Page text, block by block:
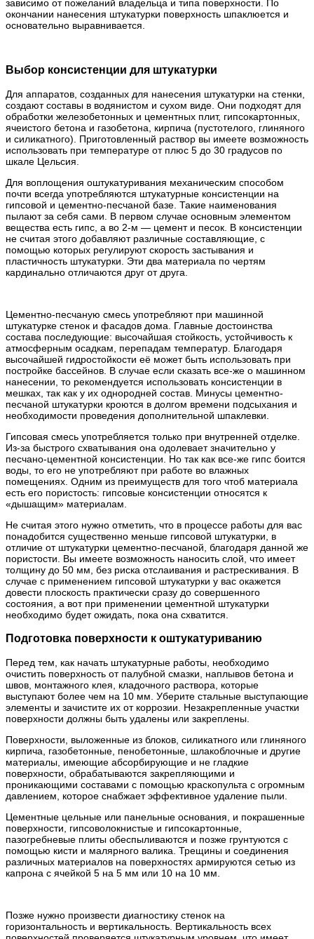
зависимо от пожеланий владельца и типа поверхности. По
окончании нанесения штукатурки поверхность шпаклюется и
основательно выравнивается.
Выбор консистенции для штукатурки
Для аппаратов, созданных для нанесения штукатурки на стенки,
создают составы в водянистом и сухом виде. Они подходят для
обработки железобетонных и цементных плит, гипсокартонных,
ячеистого бетона и газобетона, кирпича (пустотелого, глиняного
и силикатного). Приготовленный раствор вы имеете возможность
использовать при температуре от плюс 5 до 30 градусов по
шкале Цельсия.
Для воплощения оштукатуривания механическим способом
почти всегда употребляются штукатурные консистенции на
гипсовой и цементно-песчаной базе. Такие наименования
пылают за себя сами. В первом случае основным элементом
вещества есть гипс, а во 2-м — цемент и песок. В консистенции
не считая этого добавляют различные составляющие, с
помощью которых регулируют скорость застывания и
пластичность штукатурки. Эти два материала по чертям
кардинально отличаются друг от друга.
Цементно-песчаную смесь употребляют при машинной
штукатурке стенок и фасадов дома. Главные достоинства
состава последующие: высочайшая стойкость, устойчивость к
атмосферным осадкам, перепадам температур. Благодаря
высочайшей гидростойкости её может быть использовать при
постройке бассейнов. В случае если сказать все-же о машинном
нанесении, то рекомендуется использовать консистенции в
мешках, так как у их однородней состав. Минусы цементно-
песчаной штукатурки кроются в долгом времени подсыхания и
необходимости проведения дополнительной шпаклевки.
Гипсовая смесь употребляется только при внутренней отделке.
Из-за быстрого схватывания она одолевает значительно у
песчано-цементной консистенции. Но так как все-же гипс боится
воды, то его не употребляют при работе во влажных
помещениях. Одним из преимуществ для того чтоб материала
есть его пористость: гипсовые консистенции относятся к
«дышащим» материалам.
Не считая этого нужно отметить, что в процессе работы для вас
понадобится существенно меньше гипсовой штукатурки, в
отличие от штукатурки цементно-песчаной, благодаря данной же
пористости. Вы имеете возможность наносить слой, что имеет
толщину до 50 мм, без риска отслаивания и растрескивания. В
случае с применением гипсовой штукатурки у вас окажется
довести плоскость практически сразу до совершенного
состояния, а вот при применении цементной штукатурки
необходимо будет ожидать, пока она схватится.
Подготовка поверхности к оштукатуриванию
Перед тем, как начать штукатурные работы, необходимо
очистить поверхность от палубной смазки, наплывов бетона и
швов, монтажного клея, кладочного раствора, которые
выступают более чем на 10 мм. Уберите стальные выступающие
элементы и зачистите их от коррозии. Незакрепленные участки
поверхности должны быть удалены или закреплены.
Поверхности, выложенные из блоков, силикатного или глиняного
кирпича, газобетонные, пенобетонные, шлакоблочные и другие
материалы, имеющие абсорбирующие и не гладкие
поверхности, обрабатываются закрепляющими и
проникающими составами с помощью краскопульта с огромным
давлением, которое снабжает эффективное удаление пыли.
Цементные цельные или панельные основания, и покрашенные
поверхности, гипсоволокнистые и гипсокартонные,
пазогребневые плиты обеспыливаются и позже грунтуются с
помощью кисти и малярного валика. Трещины и соединения
различных материалов на поверхностях армируются сетью из
капрона с ячейкой 5 на 5 мм или 10 на 10 мм.
Позже нужно произвести диагностику стенок на
горизонтальность и вертикальность. Вертикальность всех